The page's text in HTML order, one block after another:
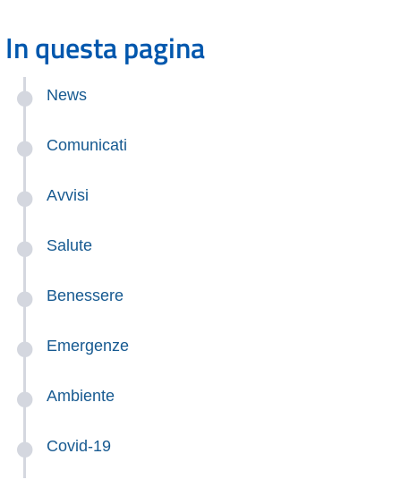
In questa pagina
News
Comunicati
Avvisi
Salute
Benessere
Emergenze
Ambiente
Covid-19